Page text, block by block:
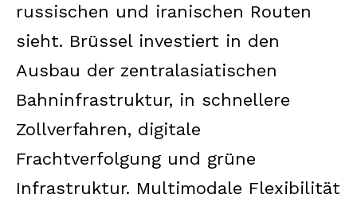
russischen und iranischen Routen
sieht. Brüssel investiert in den
Ausbau der zentralasiatischen
Bahninfrastruktur, in schnellere
Zollverfahren, digitale
Frachtverfolgung und grüne
Infrastruktur. Multimodale Flexibilität